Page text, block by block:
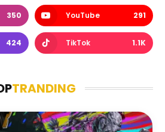
350 YouTube 291
424 TikTok 1.1K
TRANDING